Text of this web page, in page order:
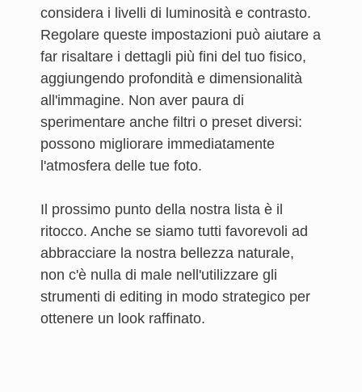
considera i livelli di luminosità e contrasto.
Regolare queste impostazioni può aiutare a
far risaltare i dettagli più fini del tuo fisico,
aggiungendo profondità e dimensionalità
all'immagine. Non aver paura di
sperimentare anche filtri o preset diversi:
possono migliorare immediatamente
l'atmosfera delle tue foto.
Il prossimo punto della nostra lista è il
ritocco. Anche se siamo tutti favorevoli ad
abbracciare la nostra bellezza naturale,
non c'è nulla di male nell'utilizzare gli
strumenti di editing in modo strategico per
ottenere un look raffinato.